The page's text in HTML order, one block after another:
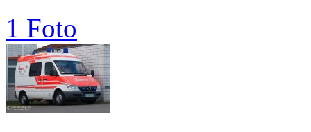
1 Foto